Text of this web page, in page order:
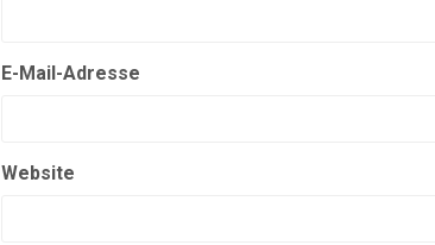
E-Mail-Adresse
Website